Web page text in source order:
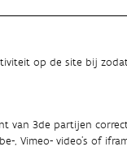
op de site bij
van 3de partijen
, Vimeo- video's of